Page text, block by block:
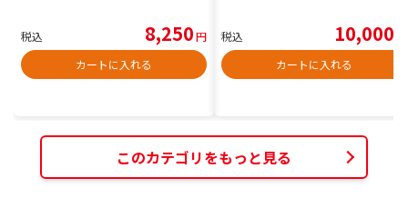
税込 8,250円
カートに入れる
税込 10,000
カートに入れる
このカテゴリをもっと見る